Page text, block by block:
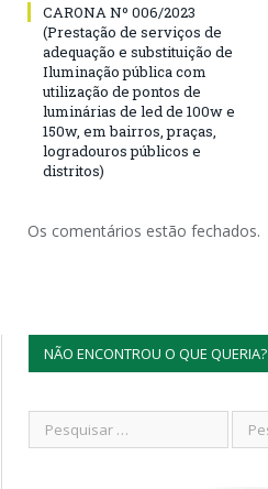
CARONA Nº 006/2023
(Prestação de serviços de
adequação e substituição de
Iluminação pública com
utilização de pontos de
luminárias de led de 100w e
150w, em bairros, praças,
logradouros públicos e
distritos)
Os comentários estão fechados.
NÃO ENCONTROU O QUE QUERIA?